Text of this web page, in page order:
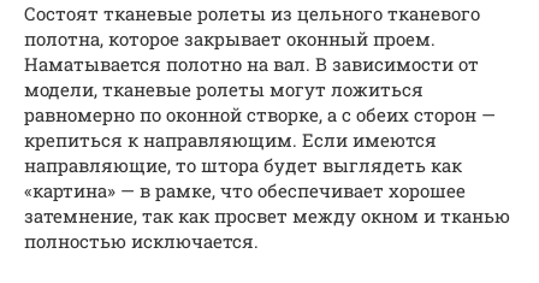
Состоят тканевые ролеты из цельного тканевого
полотна, которое закрывает оконный проем.
Наматывается полотно на вал. В зависимости от
модели, тканевые ролеты могут ложиться
равномерно по оконной створке, а с обеих сторон —
крепиться к направляющим. Если имеются
направляющие, то штора будет выглядеть как
«картина» — в рамке, что обеспечивает хорошее
затемнение, так как просвет между окном и тканью
полностью исключается.